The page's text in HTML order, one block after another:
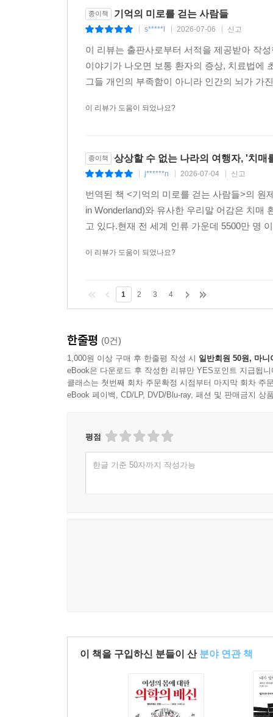
종이책 기억의 미로를 걷는 사람들
s*****l 2026-07-06 신고
이 리뷰는 출판사로부터 서적을 제공받아 작
이야기가 나오면 보통 환자의 증상, 치료법에
그들 개인의 부족함이 아니라 인간의 뇌가 가
이 리뷰가 도움이 되었나요?
종이책 상상할 수 없는 나라의 여행자, '치매
j******n 2026-07-04 신고
번역된 책 <기억의 미로를 걷는 사람들>의 원
in Wonderland)와 유사한 우리말 어감은 치매
고 있다.현재 전 세계 인류 가운데 5500만 명
이 리뷰가 도움이 되었나요?
1 2 3 4
한줄평 (0건)
1,000원 이상 구매 후 한줄평 작성 시 일반회원 50원, 마니
eBook은 다운로드 후 작성한 리뷰만 YES포인트 지급됩니
클래스는 첫번째 회차 주문확정 시점부터 마지막 회차 주
eBook 페이백, CD/LP, DVD/Blu-ray, 패션 및 판매금지 상
평점
한글 기준 50자까지 작성가능
이 책을 구입하신 분들이 산 분야 연관 책